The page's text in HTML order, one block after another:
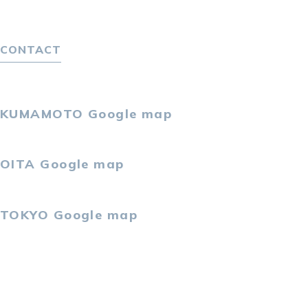
KUMAMOTO Google map
OITA Google map
TOKYO Google map
CONTACT